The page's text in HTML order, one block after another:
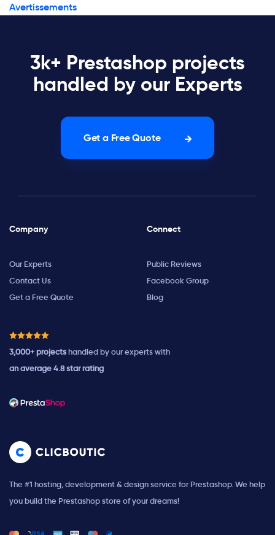
Avertissements
3k+ Prestashop projects
handled by our Experts
Get a Free Quote
Company
Our Experts
Contact Us
Get a Free Quote
Connect
Public Reviews
Facebook Group
Blog
3,000+ projectshandled by our experts with
an average 4.8 star rating
The #1 hosting, development & design service for Prestashop. We help
you build the Prestashop store of your dreams!